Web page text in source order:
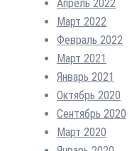
Апрель 2022
Март 2022
Февраль 2022
Март 2021
Январь 2021
Октябрь 2020
Сентябрь 2020
Март 2020